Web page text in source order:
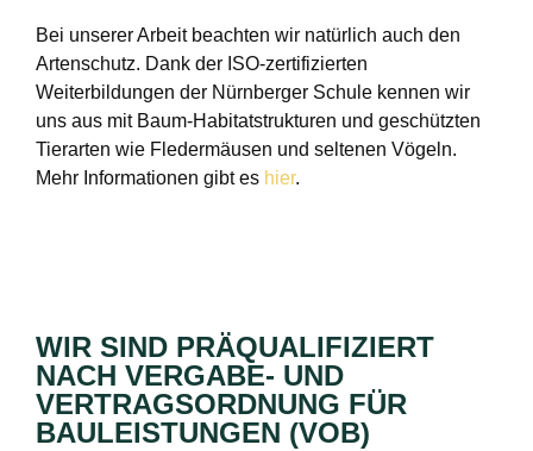
Bei unserer Arbeit beachten wir natürlich auch den
Artenschutz. Dank der ISO-zertifizierten
Weiterbildungen der Nürnberger Schule kennen wir
uns aus mit Baum-Habitatstrukturen und geschützten
Tierarten wie Fledermäusen und seltenen Vögeln.
Mehr Informationen gibt es hier.
WIR SIND PRÄQUALIFIZIERT
NACH VERGABE- UND
VERTRAGSORDNUNG FÜR
BAULEISTUNGEN (VOB)